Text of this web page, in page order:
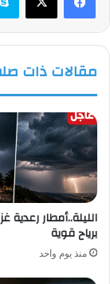
مقالات ذات
الليلة..أمطار رعدية
برياح قوية
منذ يوم واحد